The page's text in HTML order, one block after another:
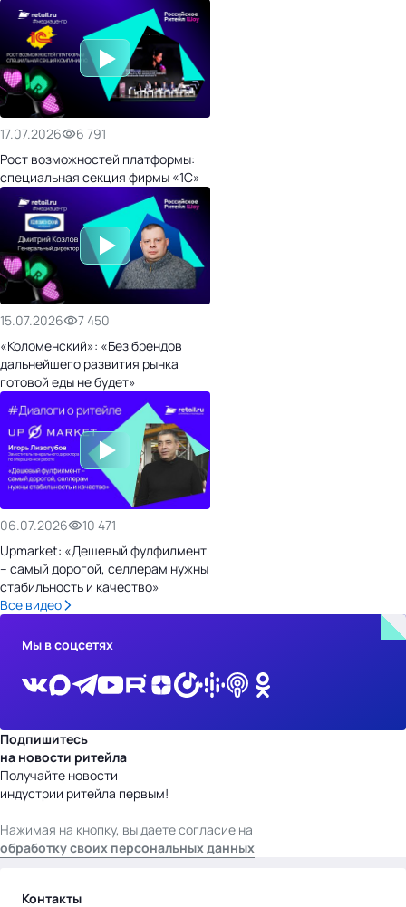
17.07.2026
6 791
Рост возможностей платформы:
специальная секция фирмы «1С»
15.07.2026
7 450
«Коломенский»: «Без брендов
дальнейшего развития рынка
готовой еды не будет»
06.07.2026
10 471
Upmarket: «Дешевый фулфилмент
– самый дорогой, селлерам нужны
стабильность и качество»
Все видео
Мы в соцсетях
Подпишитесь
на новости ритейла
Получайте новости
индустрии ритейла первым!
Нажимая на кнопку, вы даете согласие на
обработку своих персональных данных
Контакты